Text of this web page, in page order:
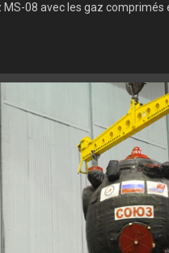
08 avec les gaz